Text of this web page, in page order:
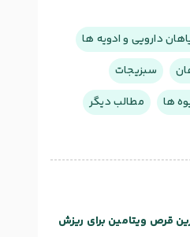
دارویی و ادویه ها
سبزیجات
ها
مطالب دیگر
قرص ویتامین برای ریزش